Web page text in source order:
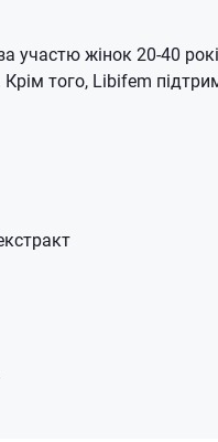
участю жінок 20-40
Крім того, Libifem